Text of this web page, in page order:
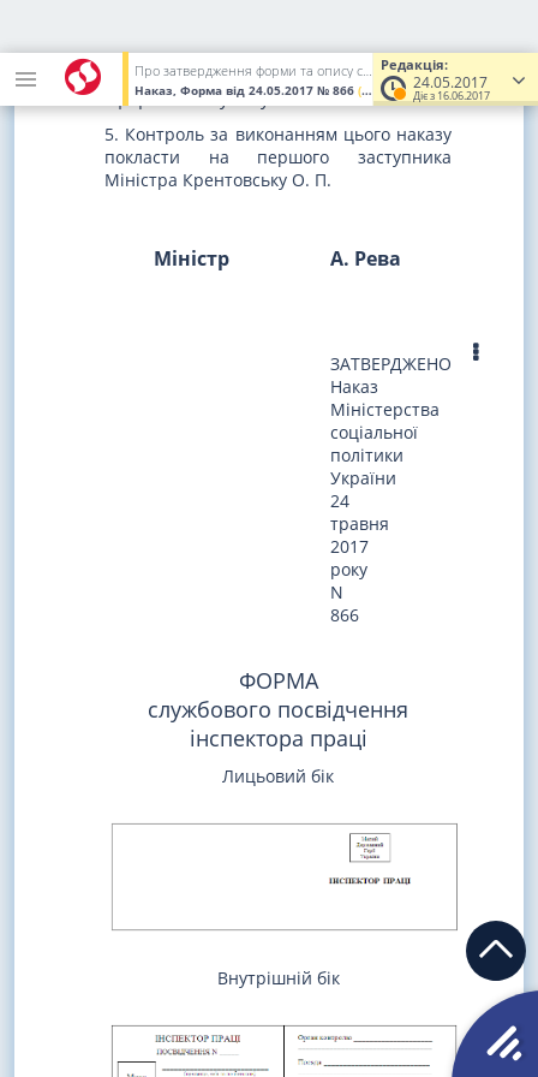
Редакція:
24.05.2017
Діє з 16.06.2017
Про затвердження форми та опису службового посвідчення інспектора праці
Наказ, Форма від 24.05.2017 № 866 (Увага! Попередня редакція.)
4. Цей наказ набирає чинності з дня його
офіційного опублікування.
5. Контроль за виконанням цього наказу
покласти на першого заступника
Міністра Крентовську О. П.
Міністр А. Рева
ЗАТВЕРДЖЕНО
Наказ
Міністерства
соціальної
політики
України
24
травня
2017
року
N
866
ФОРМА
службового посвідчення
інспектора праці
Лицьовий бік
Внутрішній бік